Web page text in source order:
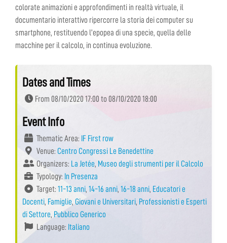
colorate animazioni e approfondimenti in realtà virtuale, il
documentario interattivo ripercorre la storia dei computer su
smartphone, restituendo l’epopea di una specie, quella delle
macchine per il calcolo, in continua evoluzione.
Dates and Times
From 08/10/2020 17:00 to 08/10/2020 18:00
Event Info
Thematic Area: IF First row
Venue: Centro Congressi Le Benedettine
Organizers: La Jetée, Museo degli strumenti per il Calcolo
Typology: In Presenza
Target: 11-13 anni, 14-16 anni, 16-18 anni, Educatori e
Docenti, Famiglie, Giovani e Universitari, Professionisti e Esperti
di Settore, Pubblico Generico
Language: Italiano